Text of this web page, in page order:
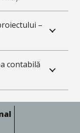
–
contabilă